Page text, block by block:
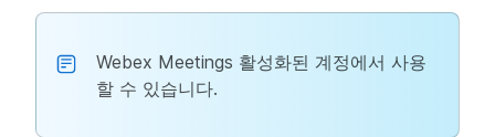
Webex Meetings 활성화된 계정에서 사용
할 수 있습니다.